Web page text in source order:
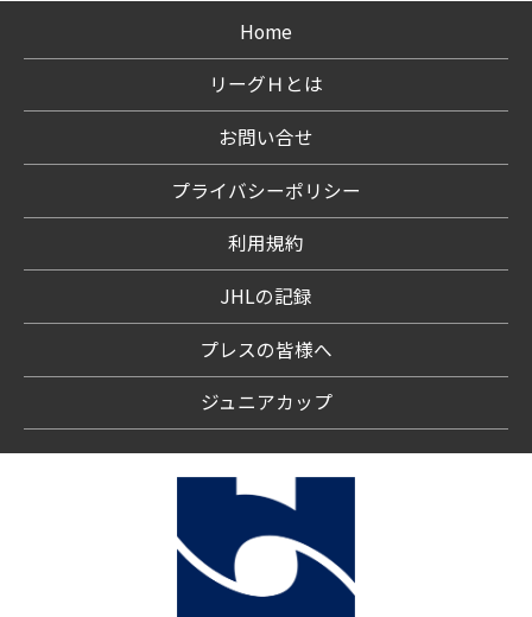
Home
リーグＨとは
お問い合せ
プライバシーポリシー
利用規約
JHLの記録
プレスの皆様へ
ジュニアカップ